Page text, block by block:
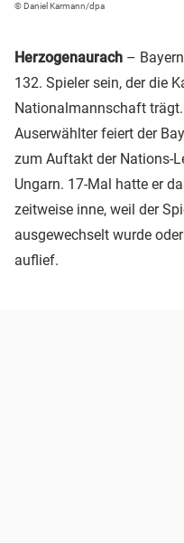
© Daniel Karmann/dpa
Herzogenaurach –
132. Spieler sein, der die
Nationalmannschaft
Auserwählter feiert der
zum Auftakt der Nations-
Ungarn. 17-Mal hatte er
zeitweise inne, weil der
ausgewechselt wurde
auflief.